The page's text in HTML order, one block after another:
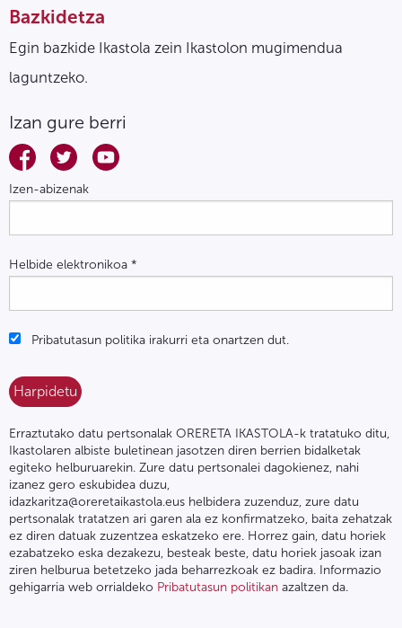
Bazkidetza
Egin bazkide Ikastola zein Ikastolon mugimendua
laguntzeko.
Izan gure berri
Izen-abizenak
Helbide elektronikoa *
Pribatutasun politika irakurri eta onartzen dut.
Erraztutako datu pertsonalak ORERETA IKASTOLA-k tratatuko ditu,
Ikastolaren albiste buletinean jasotzen diren berrien bidalketak
egiteko helburuarekin. Zure datu pertsonalei dagokienez, nahi
izanez gero eskubidea duzu,
idazkaritza@oreretaikastola.eus helbidera zuzenduz, zure datu
pertsonalak tratatzen ari garen ala ez konfirmatzeko, baita zehatzak
ez diren datuak zuzentzea eskatzeko ere. Horrez gain, datu horiek
ezabatzeko eska dezakezu, besteak beste, datu horiek jasoak izan
ziren helburua betetzeko jada beharrezkoak ez badira. Informazio
gehigarria web orrialdeko Pribatutasun politikan azaltzen da.